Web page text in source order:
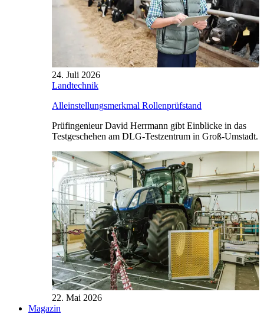
24. Juli 2026
Landtechnik
Alleinstellungsmerkmal Rollenprüfstand
Prüfingenieur David Herrmann gibt Einblicke in das
Testgeschehen am DLG-Testzentrum in Groß-Umstadt.
22. Mai 2026
Magazin